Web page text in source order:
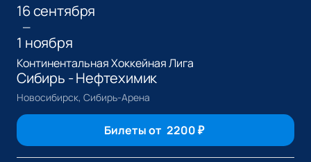
16 сентября
—
1 ноября
Континентальная Хоккейная Лига
Сибирь - Нефтехимик
Новосибирск, Сибирь-Арена
Билеты от 2200₽